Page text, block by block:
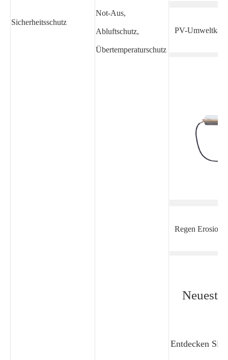
Sicherheitsschutz
Not-Aus,
Abluftschutz,
Übertemperaturschutz
PV-
Regen Erosions
Entdecken Sie